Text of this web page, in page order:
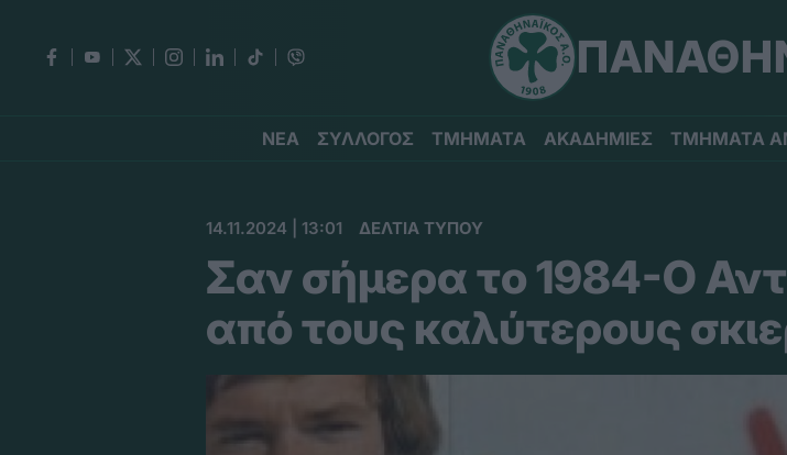
ΝΕΑ ΣΥΛΛΟΓΟΣ ΤΜΗΜΑΤΑ ΑΚΑΔΗΜΙΕΣ ΤΜΗΜΑΤΑ
14.11.2024 | 13:01 ΔΕΛΤΙΑ ΤΥΠΟΥ
Σαν σήμερα το 1984-Ο
από τους καλύτερους